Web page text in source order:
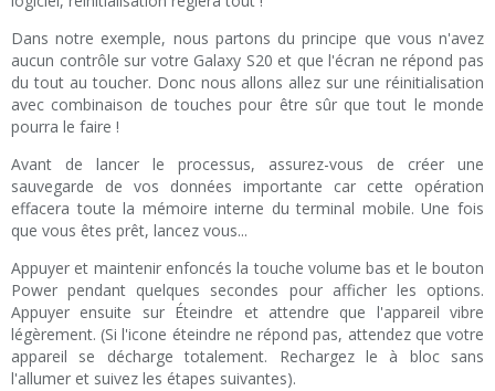
Dans notre exemple, nous partons du principe que vous n'avez
aucun contrôle sur votre Galaxy S20 et que l'écran ne répond pas
du tout au toucher. Donc nous allons allez sur une réinitialisation
avec combinaison de touches pour être sûr que tout le monde
pourra le faire !
Avant de lancer le processus, assurez-vous de créer une
sauvegarde de vos données importante car cette opération
effacera toute la mémoire interne du terminal mobile. Une fois
que vous êtes prêt, lancez vous...
Appuyer et maintenir enfoncés la touche volume bas et le bouton
Power pendant quelques secondes pour afficher les options.
Appuyer ensuite sur Éteindre et attendre que l'appareil vibre
légèrement. (Si l'icone éteindre ne répond pas, attendez que votre
appareil se décharge totalement. Rechargez le à bloc sans
l'allumer et suivez les étapes suivantes).